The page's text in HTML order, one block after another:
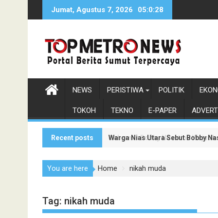
Jumat, Agustus 7, 2026 05:0:29
NEWS PERISTIWA POLITIK
TOKOH TEKNO E-PAPER
Recent posts Warga Nias Utara Sebut Bobby
Gubernur Bobby Nasution
You are here Home nikah muda
Tag: nikah muda